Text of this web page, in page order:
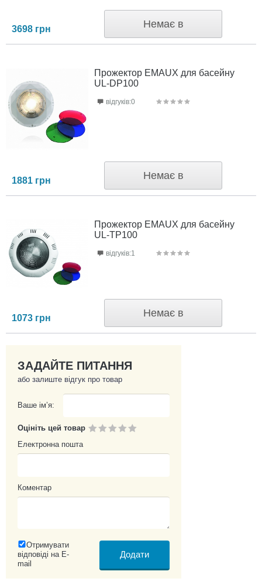
3698 грн Немає в
Прожектор EMAUX для басейну
UL-DP100
1881 грн Немає в
відгуків:0
Прожектор EMAUX для басейну
UL-TP100
1073 грн Немає в
відгуків:1
ЗАДАЙТЕ ПИТАННЯ
або залиште відгук про товар
Ваше ім’я:
Оцініть цей товар
Електронна пошта
Коментар
Отримувати
відповіді на E-
mail